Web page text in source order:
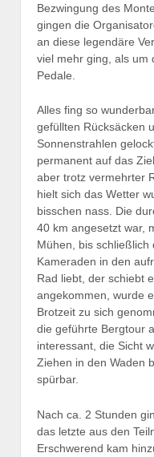
Bezwingung des
gingen die
an diese legendäre
viel mehr ging, als um
Pedale.
Alles fing so
gefüllten Rücksäcken
Sonnenstrahlen
permanent auf das
aber trotz vermehrter
hielt sich das Wetter
bisschen nass. Die
40 km angesetzt war,
Mühen, bis schließlich
Kameraden in den
Rad liebt, der schiebt
angekommen, wurde
Brotzeit zu sich
die geführte Bergtour
interessant, die Sicht
Ziehen in den Waden
spürbar.
Nach ca. 2 Stunden
das letzte aus den
Erschwerend kam